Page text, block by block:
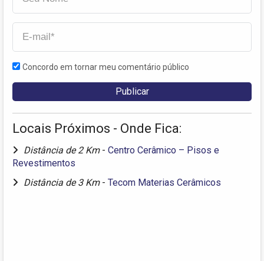
Concordo em tornar meu comentário público
Locais Próximos - Onde Fica:
Distância de 2 Km - Centro Cerâmico – Pisos e
Revestimentos
Distância de 3 Km - Tecom Materias Cerâmicos